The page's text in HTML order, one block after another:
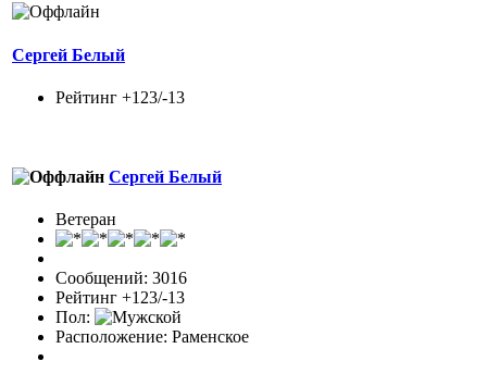
Сергей Белый
Рейтинг +123/-13
Сергей Белый
Ветеран
Сообщений: 3016
Рейтинг +123/-13
Пол:
Расположение: Раменское